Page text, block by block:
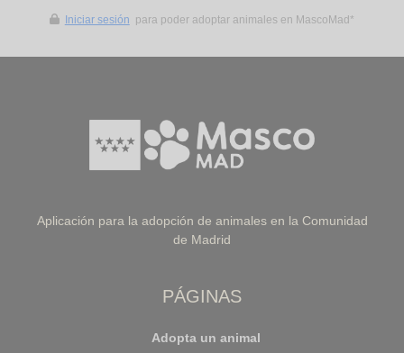
Iniciar sesión para poder adoptar animales en MascoMad*
Aplicación para la adopción de animales en la Comunidad
de Madrid
PÁGINAS
Adopta un animal